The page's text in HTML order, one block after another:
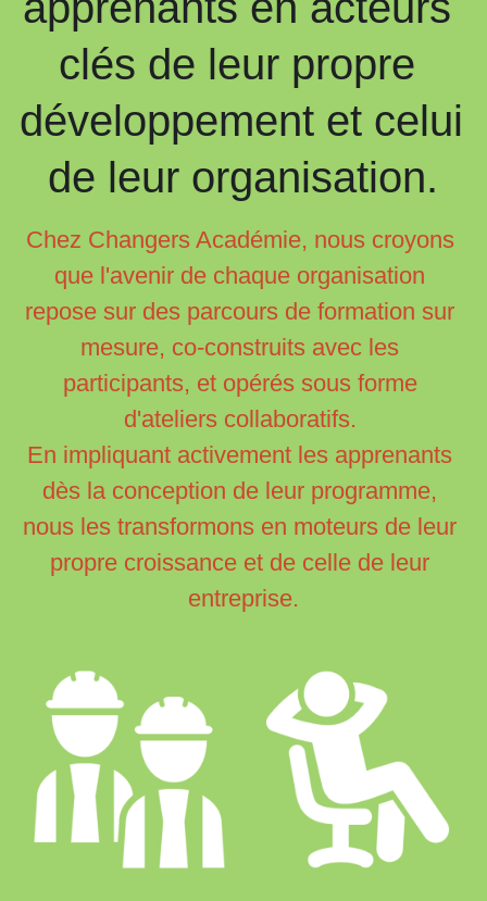
clés de leur propre
développement et celui
de leur organisation.
Chez Changers Académie, nous croyons
que l'avenir de chaque organisation
repose sur des parcours de formation sur
mesure, co-construits avec les
participants, et opérés sous forme
d'ateliers collaboratifs.
En impliquant activement les apprenants
dès la conception de leur programme,
nous les transformons en moteurs de leur
propre croissance et de celle de leur
entreprise.